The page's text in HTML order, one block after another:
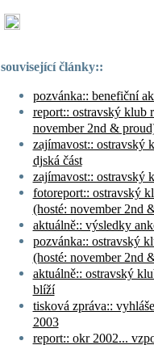
související články::
pozvánka:: benefiční
report:: ostravský klub
november 2nd &
zajímavost:: ostravský
djská část
zajímavost:: ostravský
fotoreport:: ostravský
(hosté: november 2nd
aktuálně:: výsledky
pozvánka:: ostravský
(hosté: november 2nd
aktuálně:: ostravský
blíží
tisková zpráva::
2003
report:: okr 2002...